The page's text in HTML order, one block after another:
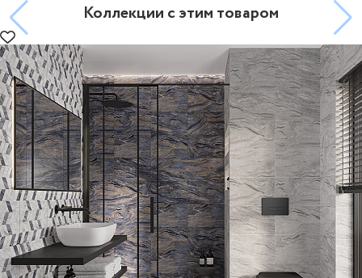
Коллекции с этим товаром